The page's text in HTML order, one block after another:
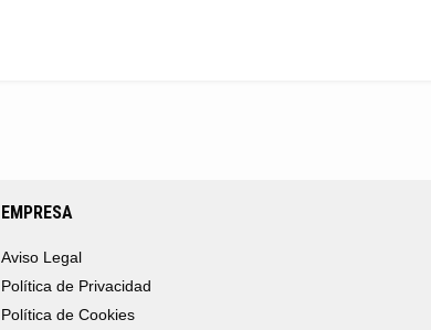
EMPRESA
Aviso Legal
Política de Privacidad
Política de Cookies